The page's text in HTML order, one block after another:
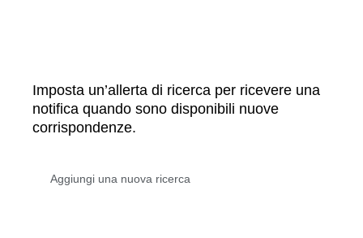
Imposta un’allerta di ricerca per ricevere una
notifica quando sono disponibili nuove
corrispondenze.